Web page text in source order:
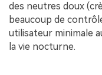
des neutres doux
beaucoup de
utilisateur minimale
la vie nocturne.